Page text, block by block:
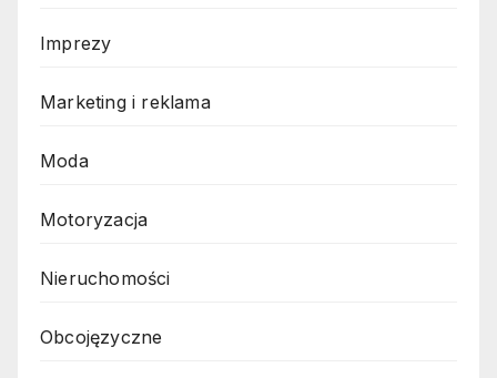
Imprezy
Marketing i reklama
Moda
Motoryzacja
Nieruchomości
Obcojęzyczne